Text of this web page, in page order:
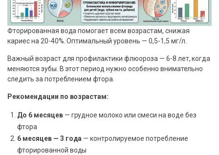
Фторированная вода помогает всем возрастам, снижая
кариес на 20-40%. Оптимальный уровень — 0,5-1,5 мг/л.
Важный возраст для профилактики флюороза — 6-8 лет, когда
меняются зубы. В этот период нужно особенно внимательно
следить за потреблением фтора.
Рекомендации по возрастам:
До 6 месяцев— грудное молоко или смеси на воде без
фтора
6 месяцев — 3 года — контролируемое потребление
фторированной воды